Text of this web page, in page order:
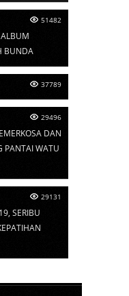
51482
BUNDA
37789
29496
DAN
PANTAI WATU
29131
SERIBU